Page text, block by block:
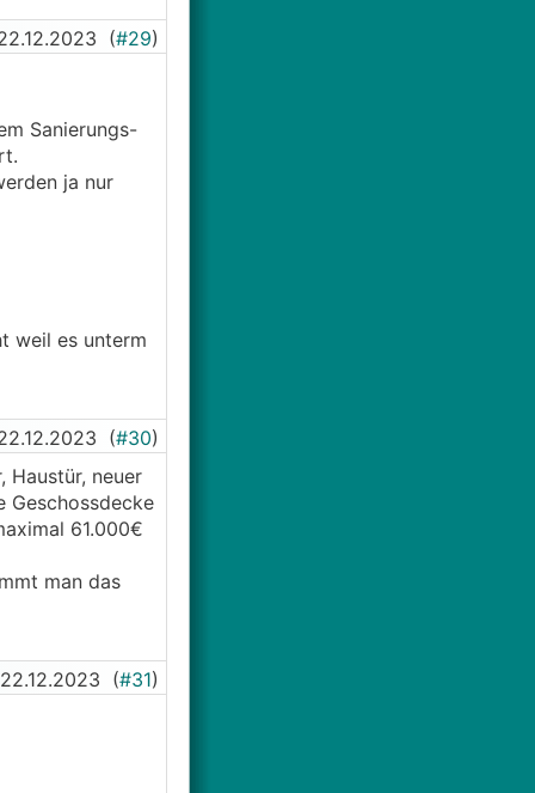
(#29)
Sanierungs-
ja nur
weil es unterm
(#30)
Haustür, neuer
Geschossdecke
61.000€
man das
22.12.2023 (#31)